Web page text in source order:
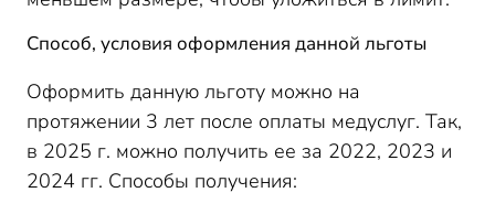
Способ, условия оформления данной льготы
Оформить данную льготу можно на
протяжении 3 лет после оплаты медуслуг. Так,
в 2025 г. можно получить ее за 2022, 2023 и
2024 гг. Способы получения: